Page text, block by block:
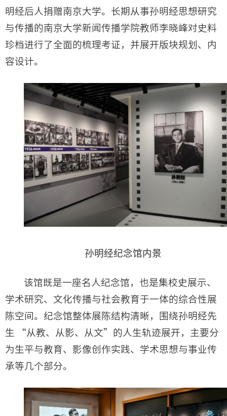
明经后人捐赠南京大学。长期从事孙明经思想研究
与传播的南京大学新闻传播学院教师李晓峰对史料
珍档进行了全面的梳理考证，并展开版块规划、内
容设计。
孙明经纪念馆内景
该馆既是一座名人纪念馆，也是集校史展示、
学术研究、文化传播与社会教育于一体的综合性展
陈空间。纪念馆整体展陈结构清晰，围绕孙明经先
生 “从教、从影、从文”的人生轨迹展开，主要分
为生平与教育、影像创作实践、学术思想与事业传
承等几个部分。